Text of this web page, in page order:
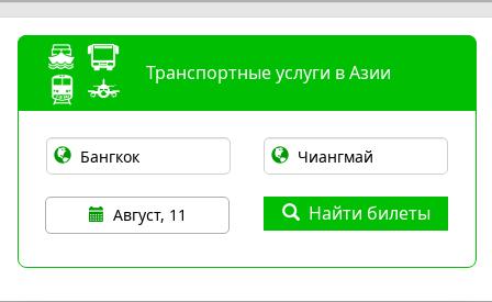
Транспортные услуги в Азии
Август, 11 Найти билеты